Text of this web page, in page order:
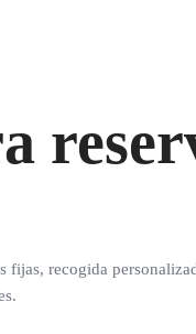
fijas, recogida